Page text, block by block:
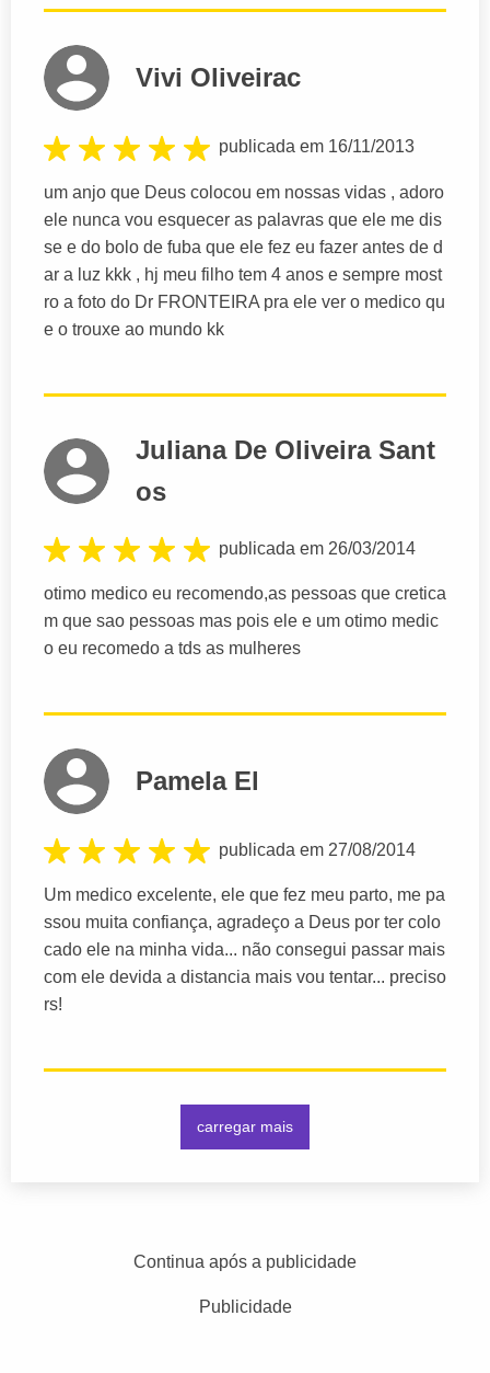
Vivi Oliveirac
publicada em 16/11/2013
um anjo que Deus colocou em nossas vidas , adoro
ele nunca vou esquecer as palavras que ele me dis
se e do bolo de fuba que ele fez eu fazer antes de d
ar a luz kkk , hj meu filho tem 4 anos e sempre most
ro a foto do Dr FRONTEIRA pra ele ver o medico qu
e o trouxe ao mundo kk
Juliana De Oliveira Sant
os
publicada em 26/03/2014
otimo medico eu recomendo,as pessoas que cretica
m que sao pessoas mas pois ele e um otimo medic
o eu recomedo a tds as mulheres
Pamela El
publicada em 27/08/2014
Um medico excelente, ele que fez meu parto, me pa
ssou muita confiança, agradeço a Deus por ter colo
cado ele na minha vida... não consegui passar mais
com ele devida a distancia mais vou tentar... preciso
rs!
carregar mais
Continua após a publicidade
Publicidade